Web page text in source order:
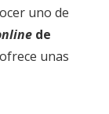
uno de
de
unas